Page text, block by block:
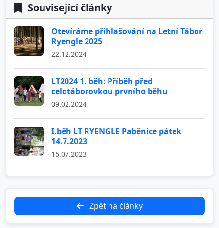
Související články
Otevíráme přihlašování na Letní Tábor
Ryengle 2025
22.12.2024
LT2024 1. běh: Příběh před
celotáborovkou prvního běhu
09.02.2024
I.běh LT RYENGLE Paběnice pátek
14.7.2023
15.07.2023
Zpět na články